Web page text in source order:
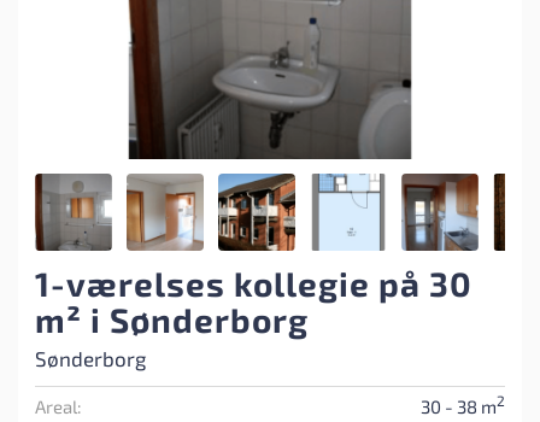
1-værelses kollegie på 30
m² i Sønderborg
Sønderborg
Areal: 30 - 38 m2